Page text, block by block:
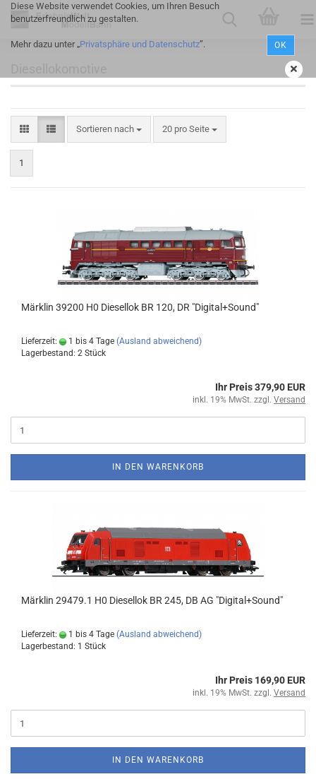
Diese Website verwendet Cookies, um Ihren Besuch
benutzerfreundlich zu gestalten.
Mehr dazu unter „Privatsphäre und Datenschutz”. OK
Sortieren nach 20 pro Seite
1
Märklin 39200 H0 Diesellok BR 120, DR "Digital+Sound"
Lieferzeit: 1 bis 4 Tage (Ausland abweichend)
Lagerbestand: 2 Stück
Ihr Preis 379,90 EUR
inkl. 19% MwSt. zzgl. Versand
IN DEN WARENKORB
Märklin 29479.1 H0 Diesellok BR 245, DB AG "Digital+Sound"
Lieferzeit: 1 bis 4 Tage (Ausland abweichend)
Lagerbestand: 1 Stück
Ihr Preis 169,90 EUR
inkl. 19% MwSt. zzgl. Versand
IN DEN WARENKORB